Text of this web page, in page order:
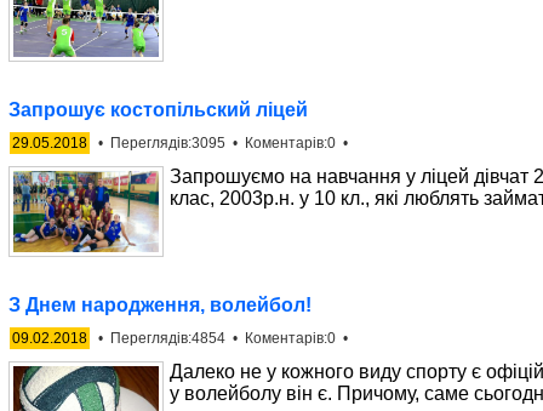
Запрошує костопільский ліцей
29.05.2018 • Переглядів:3095 • Коментарів:0 •
Запрошуємо на навчання у ліцей дівчат
клас, 2003р.н. у 10 кл., які люблять
З Днем народження, волейбол!
09.02.2018 • Переглядів:4854 • Коментарів:0 •
Далеко не у кожного виду спорту є
у волейболу він є. Причому, саме